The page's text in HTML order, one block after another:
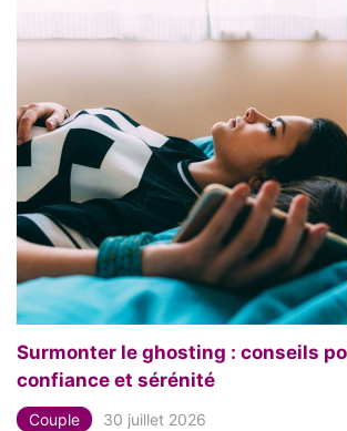
Surmonter le ghosting : conseils
confiance et sérénité
Couple 30 juillet 2026